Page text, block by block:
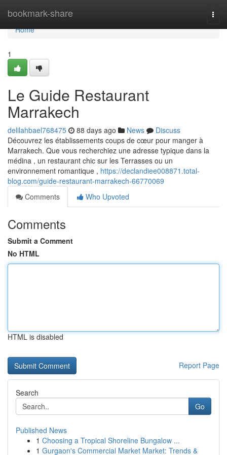
bookmark-share
Home
Home
1
Le Guide Restaurant
Marrakech
delilahbael768475 88 days ago News
Discuss
Découvrez les établissements coups de cœur pour manger à
Marrakech. Que vous recherchiez une adresse typique dans la
médina , un restaurant chic sur les Terrasses ou un
environnement romantique , https://declandiee008871.total-
blog.com/guide-restaurant-marrakech-66770069
Comments
Who Upvoted
Comments
Submit a Comment
No HTML
HTML is disabled
Report Page
Search
Go
Published News
1 Choosing a Tropical Shoreline Bungalow ...
1 Gurgaon's Commercial Market Market: Trends &